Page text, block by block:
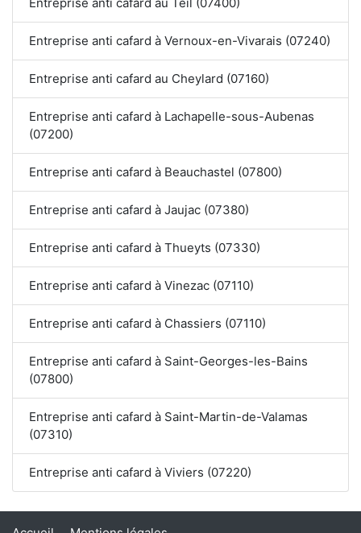
Entreprise anti cafard à Vernoux-en-Vivarais (07240)
Entreprise anti cafard au Cheylard (07160)
Entreprise anti cafard à Lachapelle-sous-Aubenas
(07200)
Entreprise anti cafard à Beauchastel (07800)
Entreprise anti cafard à Jaujac (07380)
Entreprise anti cafard à Thueyts (07330)
Entreprise anti cafard à Vinezac (07110)
Entreprise anti cafard à Chassiers (07110)
Entreprise anti cafard à Saint-Georges-les-Bains
(07800)
Entreprise anti cafard à Saint-Martin-de-Valamas
(07310)
Entreprise anti cafard à Viviers (07220)